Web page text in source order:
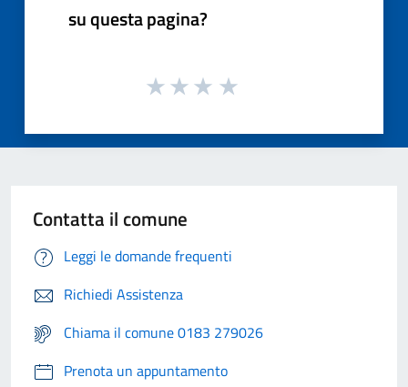
su questa pagina?
Contatta il comune
Leggi le domande frequenti
Richiedi Assistenza
Chiama il comune 0183 279026
Prenota un appuntamento